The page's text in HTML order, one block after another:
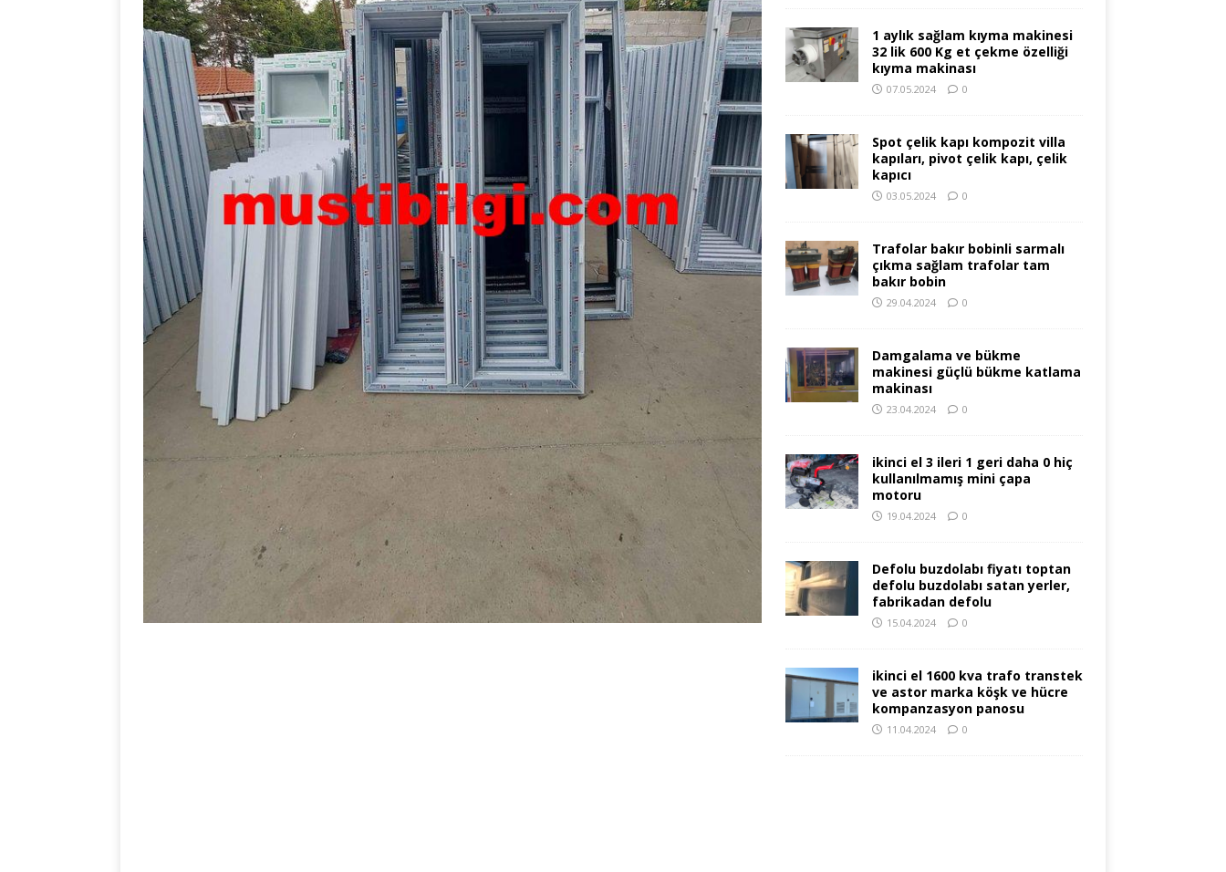
1 aylık sağlam kıyma makinesi
32 lik 600 Kg et çekme özelliği
kıyma makinası
07.05.2024 0
Spot çelik kapı kompozit villa
kapıları, pivot çelik kapı, çelik
kapıcı
03.05.2024 0
Trafolar bakır bobinli sarmalı
çıkma sağlam trafolar tam
bakır bobin
29.04.2024 0
Damgalama ve bükme
makinesi güçlü bükme katlama
makinası
23.04.2024 0
ikinci el 3 ileri 1 geri daha 0 hiç
kullanılmamış mini çapa
motoru
19.04.2024 0
Defolu buzdolabı fiyatı toptan
defolu buzdolabı satan yerler,
fabrikadan defolu
15.04.2024 0
ikinci el 1600 kva trafo transtek
ve astor marka köşk ve hücre
kompanzasyon panosu
11.04.2024 0